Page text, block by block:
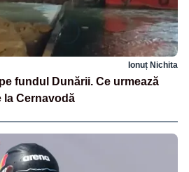
Ionuț Nichita
fundul Dunării. Ce urmează
la Cernavodă